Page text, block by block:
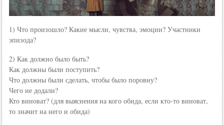
1) Что произошло? Какие мысли, чувства, эмоции? Участники
эпизода?
2) Как должно было быть?
Как должны были поступить?
Что должны были сделать, чтобы было поровну?
Чего не додали?
Кто виноват? (для выяснения на кого обида, если кто-то виноват,
то значит на него и обида)